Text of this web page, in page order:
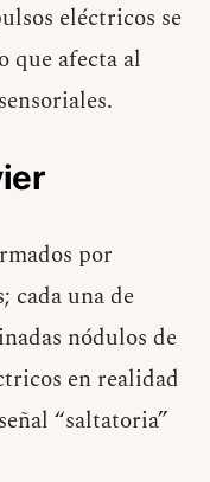
eléctricos se
que afecta al
por
cada una de
nódulos de
en realidad
“saltatoria”